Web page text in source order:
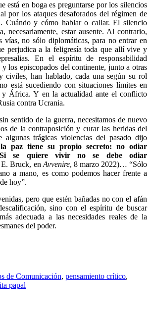
está en boga es preguntarse por los silencios
por los ataques desaforados del régimen de
Cuándo y cómo hablar o callar. El silencio
necesariamente, estar ausente. Al contrario,
vías, no sólo diplomáticas, para no entrar en
perjudica a la feligresía toda que allí vive y
En el espíritu de responsabilidad
los episcopados del continente, junto a otras
civiles, han hablado, cada una según su rol
está sucediendo con situaciones límites en
África. Y en la actualidad ante el conflicto
contra Ucrania.
sentido de la guerra, necesitamos de nuevo
de la contraposición y curar las heridas del
trágicas violencias del pasado dijo
paz tiene su propio secreto: no odiar
se quiere vivir no se debe odiar
Bruck, en Avvenire, 8 marzo 2022)… “Sólo
a mano, es como podemos hacer frente a
hoy”.
pero que estén bañadas no con el afán
sino con el espíritu de buscar
adecuada a las necesidades reales de la
del poder.
de Comunicación, pensamiento crítico,
papal